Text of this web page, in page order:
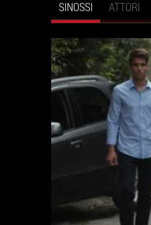
Schede
SINOSSI (SCHEDA
ATTIVA)
ATTORI